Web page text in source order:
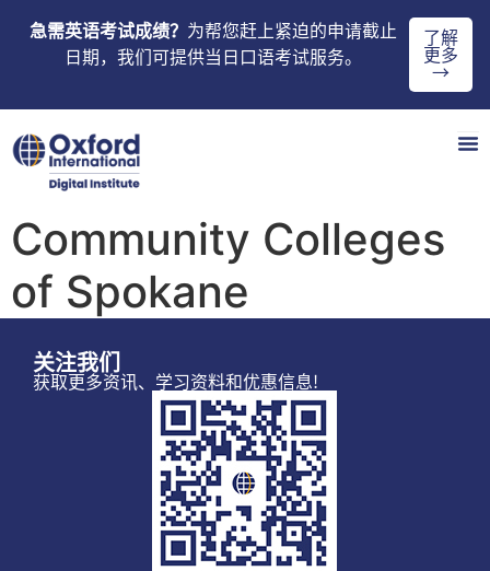
急需英语考试成绩？ 为帮您赶上紧迫的申请截止
日期，我们可提供当日口语考试服务。
了解
更多
→
Community Colleges
of Spokane
关注我们
获取更多资讯、学习资料和优惠信息!